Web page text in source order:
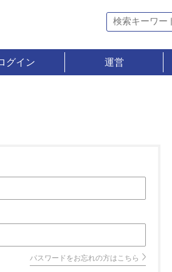
グイン 運営
パスワードをお忘れの方はこちら